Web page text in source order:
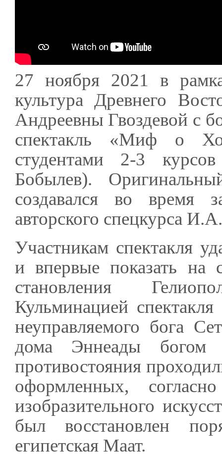
27 ноября 2021 в
культура Древнего
Андреевны Гвоздевой с
спектакль «Миф о
студентами 2-3
Бобылев).
создавался во время
авторского спецкурса
Участникам спектакля
и впервые показать на
становления
Кульминацией
неуправляемого бога
дома Эннеады
противостояния
оформленных,
изобразительного
был восстановлен
египетская Маат.